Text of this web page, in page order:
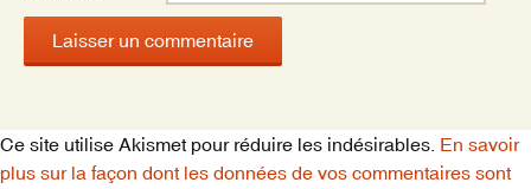
Ce site utilise Akismet pour réduire les indésirables. En savoir
plus sur la façon dont les données de vos commentaires sont